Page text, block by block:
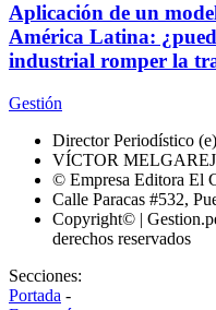
Aplicación de un
América Latina:
industrial romper la
Gestión
Director Periodístico (e)
VÍCTOR
© Empresa Editora El
Calle Paracas #532,
Copyright© |
derechos reservados
Secciones:
Portada -